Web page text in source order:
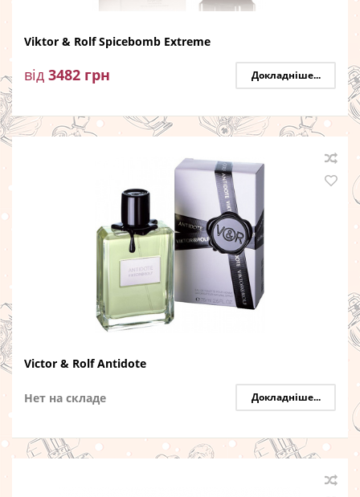
Viktor & Rolf Spicebomb Extreme
від 3482 грн Докладніше...
Victor & Rolf Antidote
Нет на складе Докладніше...